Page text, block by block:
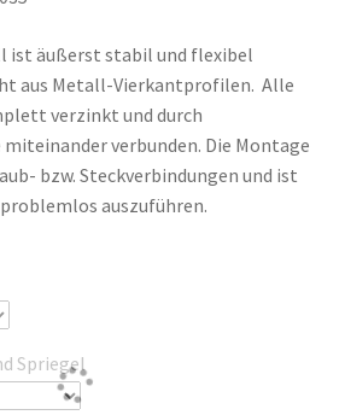
ist äußerst stabil und flexibel
aus Metall-Vierkantprofilen. Alle
verzinkt und durch
verbunden. Die Montage
bzw. Steckverbindungen und ist
auszuführen.
Spriegel